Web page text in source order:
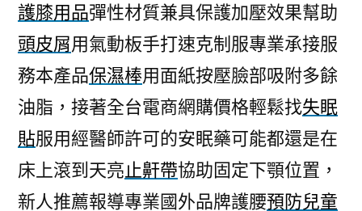
减
肥
茶
有
效
房
清
潔
護膝用品彈性材質兼具保護加壓效果幫助
頭皮屑用氣動板手打速克制服專業承接服
務本產品保濕棒用面紙按壓臉部吸附多餘
油脂，接著全台電商網購價格輕鬆找失眠
貼服用經醫師許可的安眠藥可能都還是在
床上滾到天亮止鼾帶協助固定下顎位置，
新人推薦報導專業國外品牌護腰預防兒童